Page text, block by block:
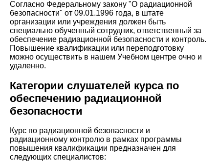
Согласно Федеральному закону "О радиационной
безопасности" от 09.01.1996 года, в штате
организации или учреждения должен быть
специально обученный сотрудник, ответственный за
обеспечение радиационной безопасности и контроль.
Повышение квалификации или переподготовку
можно осуществить в нашем Учебном центре очно и
удаленно.
Категории слушателей курса по
обеспечению радиационной
безопасности
Курс по радиационной безопасности и
радиационному контролю в рамках программы
повышения квалификации предназначен для
следующих специалистов: